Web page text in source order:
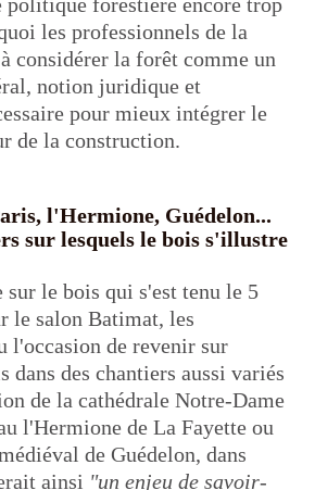
les professionnels de la
considérer la forêt comme un
notion juridique et
pour mieux intégrer le
de la construction.
l'Hermione, Guédelon...
sur lesquels le bois s'illustre
le bois qui s'est tenu le 5
le salon Batimat, les
l'occasion de revenir sur
des chantiers aussi variés
de la cathédrale Notre-Dame
l'Hermione de La Fayette ou
de Guédelon, dans
ainsi "un enjeu de savoir-